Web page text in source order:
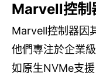
Marvell控制
Marvell控制器因
他們專注於企業級
如原生NVMe支